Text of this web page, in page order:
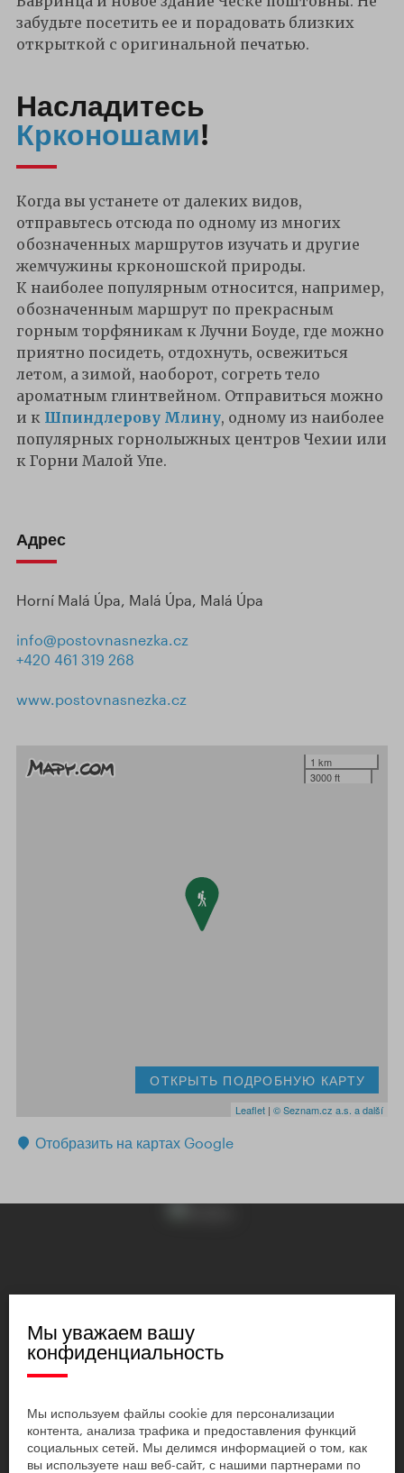
забудьте посетить ее и порадовать близких
открыткой с оригинальной печатью.
Насладитесь
Крконошами!
Когда вы устанете от далеких видов,
отправьтесь отсюда по одному из многих
обозначенных маршрутов изучать и другие
жемчужины крконошской природы.
К наиболее популярным относится, например,
обозначенным маршрут по прекрасным
горным торфяникам к Лучни Боуде, где можно
приятно посидеть, отдохнуть, освежиться
летом, а зимой, наоборот, согреть тело
ароматным глинтвейном. Отправиться можно
и к Шпиндлерову Млину, одному из наиболее
популярных горнолыжных центров Чехии или
к Горни Малой Упе.
Адрес
Horní Malá Úpa, Malá Úpa, Malá Úpa
info@postovnasnezka.cz
+420 461 319 268
www.postovnasnezka.cz
1 km
3000 ft
ОТКРЫТЬ ПОДРОБНУЮ КАРТУ
Leaflet | © Seznam.cz a.s. a další
Отобразить на картах Google
Мы уважаем вашу
конфиденциальность
Мы используем файлы cookie для персонализации
контента, анализа трафика и предоставления функций
социальных сетей. Мы делимся информацией о том, как
вы используете наш веб-сайт, с нашими партнерами по